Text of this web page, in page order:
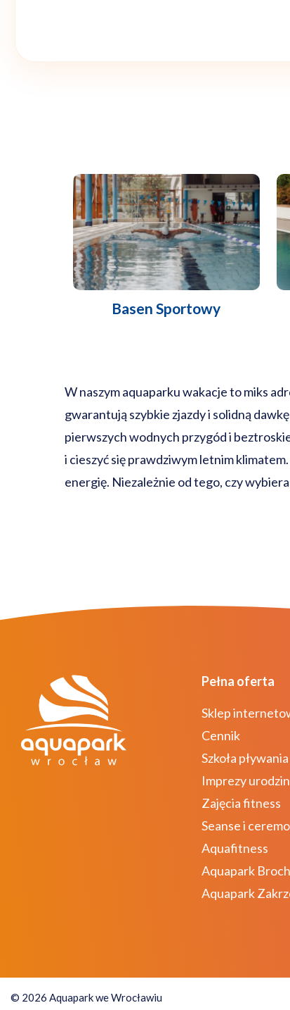
Basen Sportowy
W naszym aquaparku wakacje to miks
gwarantują szybkie zjazdy i solidną
pierwszych wodnych przygód i
i cieszyć się prawdziwym letnim
energię. Niezależnie od tego, czy
Pełna oferta
Sklep
Cennik
Szkoła pływania
Imprezy
Zajęcia fitness
Seanse i
Aquafitness
Aquapark
Aquapark
© 2026 Aquapark we Wrocławiu